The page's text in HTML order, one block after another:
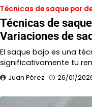
Técnicas de saque por
Técnicas de
Variaciones de
El saque bajo es una
significativamente tu
Juan Pérez 26/01/